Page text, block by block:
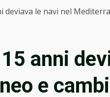
deviava le navi nel
anni
e